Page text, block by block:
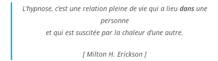
L’hypnose, c’est une relation pleine de vie qui a lieu dansune
personne
et qui est suscitée par la chaleur d’une autre.
[ Milton H. Erickson ]